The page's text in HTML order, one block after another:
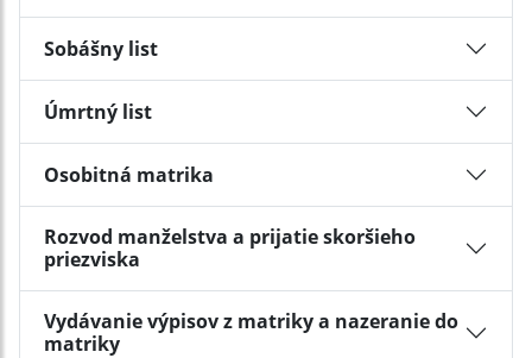
Sobášny list
Úmrtný list
Osobitná matrika
Rozvod manželstva a prijatie skoršieho
priezviska
Vydávanie výpisov z matriky a nazeranie do
matriky